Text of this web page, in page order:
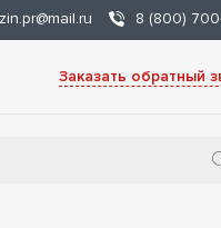
8 (800)
Заказать обратный